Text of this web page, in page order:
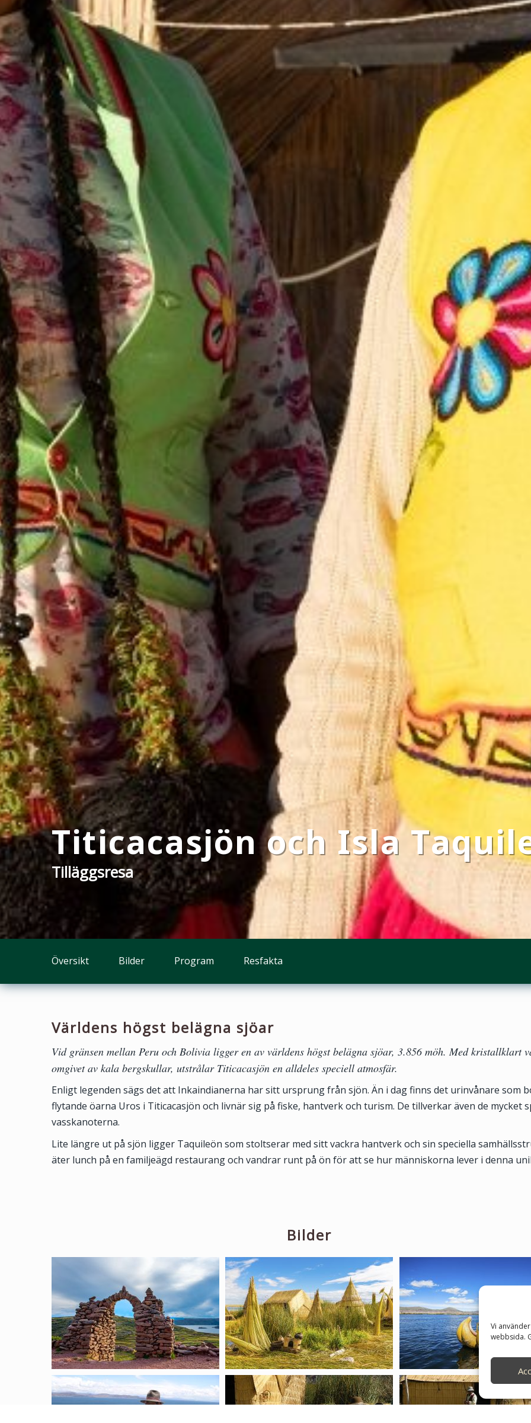
Vi
webbsida.
Titicacasjön och Isla
Tilläggsresa
Översikt Bilder Program Resfakta
Världens högst belägna sjöar
Vid gränsen mellan Peru och Bolivia ligger en av världens högst belägna sjöar, 3.856 möh. Med kristallklart
omgivet av kala bergskullar, utstrålar Titicacasjön en alldeles speciell atmosfär.
Enligt legenden sägs det att Inkaindianerna har sitt ursprung från sjön. Än i dag finns det urinvånare som
flytande öarna Uros i Titicacasjön och livnär sig på fiske, hantverk och turism. De tillverkar även de mycket
vasskanoterna.
Lite längre ut på sjön ligger Taquileön som stoltserar med sitt vackra hantverk och sin speciella
äter lunch på en familjeägd restaurang och vandrar runt på ön för att se hur människorna lever i denna
Bilder